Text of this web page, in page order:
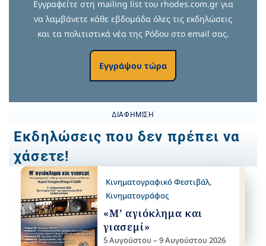
Εγγραφείτε στη mailing list του rhodes.com.gr για
να λαμβάνετε κάθε εβδομάδα όλες τις εκδηλώσεις
και τα πολιτιστικά νέα της Ρόδου στο email σας.
Εγγράψου τώρα
ΔΙΑΦΉΜΙΣΗ
Εκδηλώσεις που δεν πρέπει να
χάσετε!
Κινηματογραφικό Φεστιβάλ,
Κινηματογράφος
«Μ’ αγιόκλημα και
γιασεμί»
5 Αυγούστου – 9 Αυγούστου 2026